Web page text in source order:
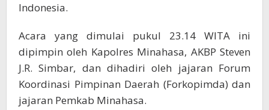
Indonesia.
​Acara yang dimulai pukul 23.14 WITA ini
dipimpin oleh Kapolres Minahasa, AKBP Steven
J.R. Simbar, dan dihadiri oleh jajaran Forum
Koordinasi Pimpinan Daerah (Forkopimda) dan
jajaran Pemkab Minahasa.